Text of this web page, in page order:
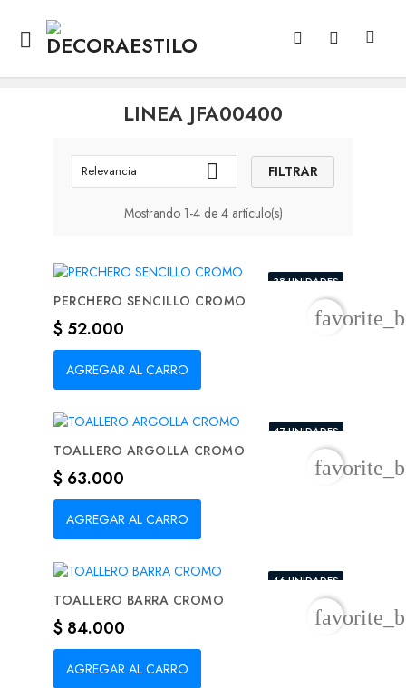

LINEA JFA00400
Relevancia  FILTRAR
Mostrando 1-4 de 4 artículo(s)
38 UNIDADES
PERCHERO SENCILLO CROMO
Precio
$ 52.000
AGREGAR AL CARRO
47 UNIDADES
TOALLERO ARGOLLA CROMO
Precio
$ 63.000
AGREGAR AL CARRO
46 UNIDADES
TOALLERO BARRA CROMO
Precio
$ 84.000
AGREGAR AL CARRO